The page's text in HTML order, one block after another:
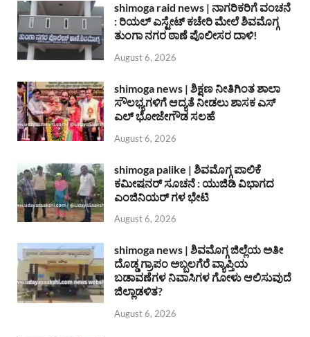
shimoga raid news | ನಾಗರಿಕರಿಗೆ ವಂಚನೆ
: ರಿಯಲ್ ಎಸ್ಟೇಟ್ ಕಚೇರಿ ಮೇಲೆ ಶಿವಮೊಗ್ಗ
ತುಂಗಾ ನಗರ ಠಾಣೆ ಪೊಲೀಸರ ದಾಳಿ!
August 6, 2026
shimoga news | ಶಿಕ್ಷಣ ನೀತಿಗಿಂತ ಶಾಲಾ
ಸೌಲಭ್ಯಗಳಿಗೆ ಆದ್ಯತೆ ನೀಡಲು ಶಾಸಕ ಎಸ್
ಎಲ್ ಭೋಜೇಗೌಡ ಸಲಹೆ
August 6, 2026
shimoga palike | ಶಿವಮೊಗ್ಗ ಪಾಲಿಕೆ
ಕಮೀಷನರ್ ಸೂಚನೆ : ಯುಜಿಡಿ ವಿಭಾಗದ
ಎಂಜಿನಿಯರ್ ಗಳ ಭೇಟಿ
August 6, 2026
shimoga news | ಶಿವಮೊಗ್ಗ ಜಿಲ್ಲೆಯ ಅತೀ
ದೊಡ್ಡ ಗ್ರಾಪಂ ಅಬ್ಬಲಗೆರೆ ವ್ಯಾಪ್ತಿಯ
ಬಡಾವಣೆಗಳ ನಿವಾಸಿಗಳ ಗೋಳು ಆಲಿಸುವುದೆ
ಜಿಲ್ಲಾಡಳಿತ?
August 6, 2026